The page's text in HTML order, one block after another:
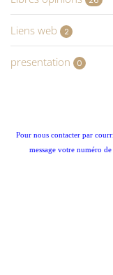
Liens web 2
presentation 0
Pour nous contacter par
message votre numéro